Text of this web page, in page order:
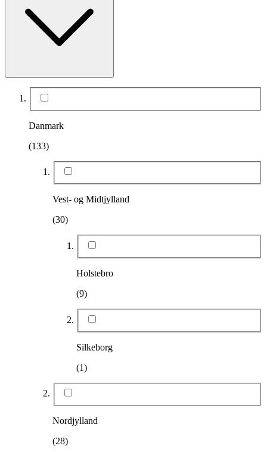
Danmark
(133)
Vest- og Midtjylland
(30)
Holstebro
(9)
Silkeborg
(1)
Nordjylland
(28)